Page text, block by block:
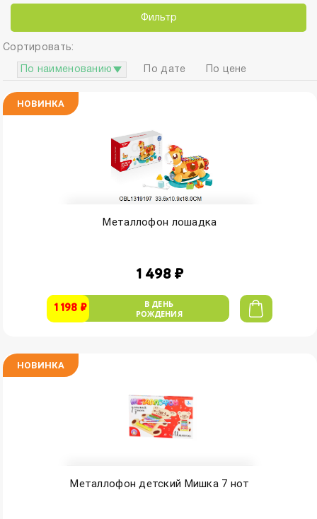
Фильтр
Сортировать:
По наименованию По дате По цене
НОВИНКА
Металлофон лошадка
1 498 ₽
1 198 ₽
В ДЕНЬ
РОЖДЕНИЯ
НОВИНКА
Металлофон детский Мишка 7 нот